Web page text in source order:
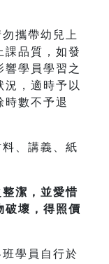
攜帶幼兒上
課品質，如發
響學員學習之
況，適時予以
時數不予退
、講義、紙
潔，並愛惜
破壞，得照價
學員自行於